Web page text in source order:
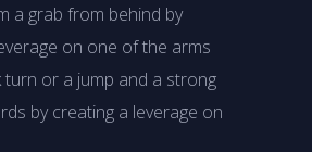
a grab from behind by
on one of the arms
turn or a jump and a strong
by creating a leverage on